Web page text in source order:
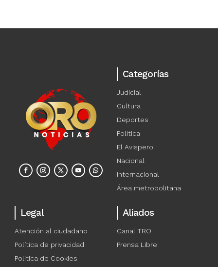
Categorías
Judicial
Cultura
Deportes
Política
El Avispero
Nacional
Internacional
Área metropolitana
Legal
Atención al ciudadano
Política de privacidad
Política de Cookies
Aliados
Canal TRO
Prensa Libre